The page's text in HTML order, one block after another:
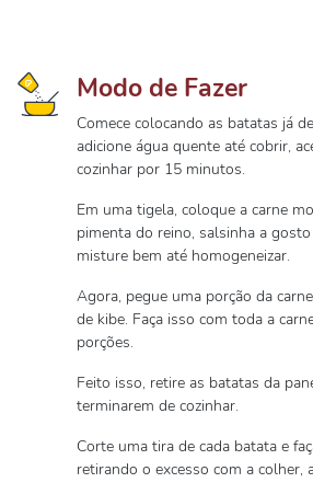
Modo de Fazer
Comece colocando as batatas já
adicione água quente até cobrir,
cozinhar por 15 minutos.
Em uma tigela, coloque a carne
pimenta do reino, salsinha a
misture bem até homogeneizar.
Agora, pegue uma porção da
de kibe. Faça isso com toda a
porções.
Feito isso, retire as batatas da
terminarem de cozinhar.
Corte uma tira de cada batata e
retirando o excesso com a colher,